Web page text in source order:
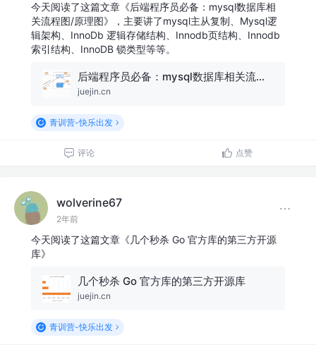
今天阅读了这篇文章《后端程序员必备：mysql数据库相
关流程图/原理图》，主要讲了mysql主从复制、Mysql逻
辑架构、InnoDb 逻辑存储结构、Innodb页结构、Innodb
索引结构、InnoDB 锁类型等等。
后端程序员必备：mysql数据库相关流程图/原理图
juejin.cn
青训营-快乐出发
评论 点赞
wolverine67
2年前
今天阅读了这篇文章《几个秒杀 Go 官方库的第三方开源
库》
几个秒杀 Go 官方库的第三方开源库
juejin.cn
青训营-快乐出发